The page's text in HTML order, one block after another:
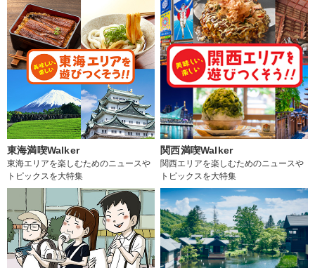
東海満喫Walker
東海エリアを楽しむためのニュースや
トピックスを大特集
関西満喫Walker
関西エリアを楽しむためのニュースや
トピックスを大特集